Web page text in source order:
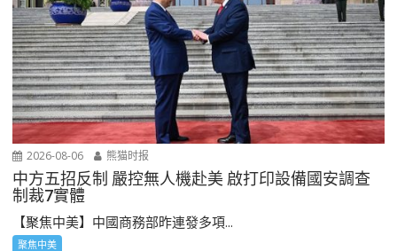
2026-08-06 熊猫时报
中方五招反制 嚴控無人機赴美 啟打印設備國安調查
制裁7實體
【聚焦中美】中國商務部昨連發多項...
聚焦中美